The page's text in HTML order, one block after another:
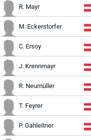
R. Mayr
M. Eckerstorfer
C. Ersoy
J. Krennmayr
R. Neumüller
T. Feyrer
P. Gahleitner